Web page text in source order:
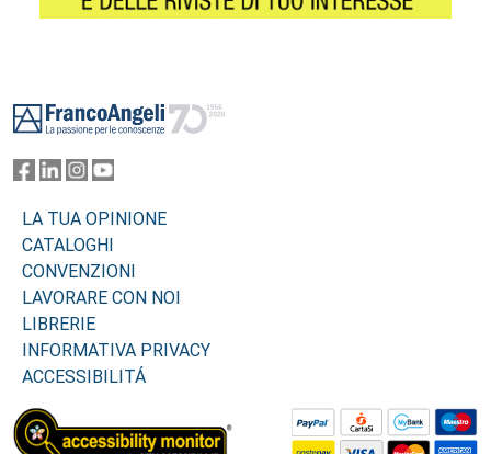
LA TUA OPINIONE
CATALOGHI
CONVENZIONI
LAVORARE CON NOI
LIBRERIE
INFORMATIVA PRIVACY
ACCESSIBILITÁ